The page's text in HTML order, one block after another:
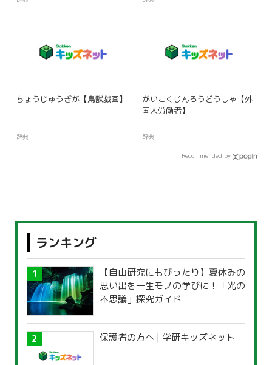
ちょうじゅうぎが【鳥獣戯画】
辞典
がいこくじんろうどうしゃ【外
国人労働者】
辞典
Recommended by
ランキング
【自由研究にもぴったり】夏休みの
思い出を一生モノの学びに！「光の
不思議」探究ガイド
保護者の方へ | 学研キッズネット